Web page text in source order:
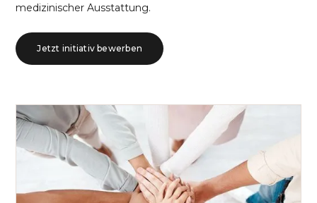
medizinischer Ausstattung.
Jetzt initiativ bewerben